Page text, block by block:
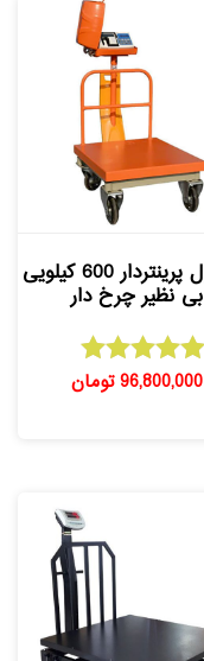
باسکول پرینتردار 600 کیلویی
بی نظیر چرخ دار
امتیاز
5.00
96,800,000تومان